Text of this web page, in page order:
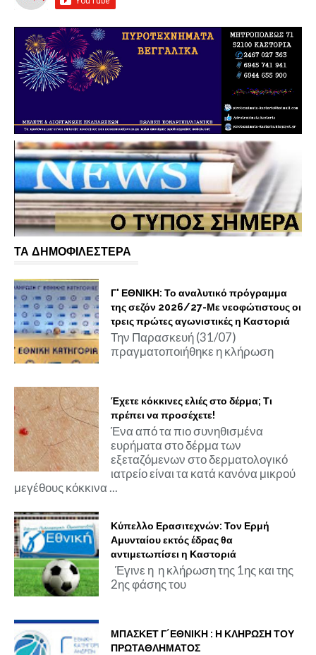
ΤΑ ΔΗΜΟΦΙΛΕΣΤΕΡΑ
Γ' ΕΘΝΙΚΗ: Το αναλυτικό πρόγραμμα
της σεζόν 2026/27-Με νεοφώτιστους οι
τρεις πρώτες αγωνιστικές η Καστοριά
Την Παρασκευή (31/07)
πραγματοποιήθηκε η κλήρωση
Έχετε κόκκινες ελιές στο δέρμα; Τι
πρέπει να προσέχετε!
Ένα από τα πιο συνηθισμένα
ευρήματα στο δέρμα των
εξεταζόμενων στο δερματολογικό
ιατρείο είναι τα κατά κανόνα μικρού
μεγέθους κόκκινα ...
Κύπελλο Ερασιτεχνών: Τον Ερμή
Αμυνταίου εκτός έδρας θα
αντιμετωπίσει η Καστοριά
Έγινε η η κλήρωση της 1ης και της
2ης φάσης του
ΜΠΑΣΚΕΤ Γ΄ΕΘΝΙΚΗ : Η ΚΛΗΡΩΣΗ ΤΟΥ
ΠΡΩΤΑΘΛΗΜΑΤΟΣ